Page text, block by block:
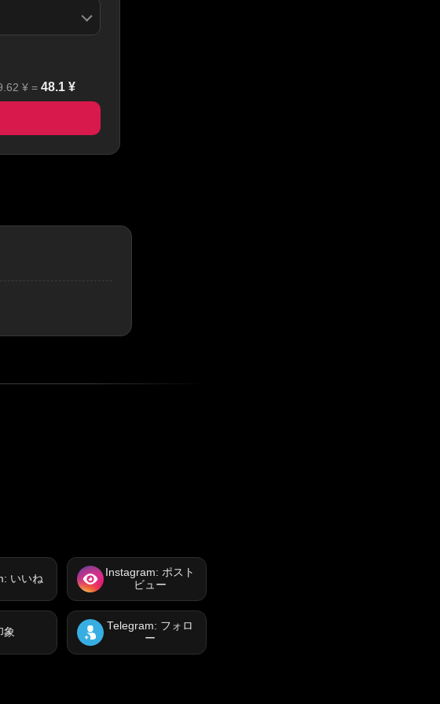
¥ = 48.1 ¥
いいね
Instagram: ポスト
ビュー
象
Telegram: フォロ
ー